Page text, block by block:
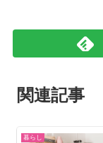
関連記事
暮らし